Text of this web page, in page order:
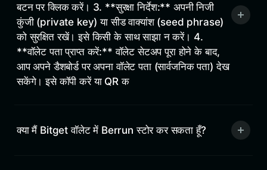
बटन पर क्लिक करें। 3. **सुरक्षा निर्देश:** अपनी निजी
कुंजी (private key) या सीड वाक्यांश (seed phrase)
को सुरक्षित रखें। इसे किसी के साथ साझा न करें। 4.
**वॉलेट पता प्राप्त करें:** वॉलेट सेटअप पूरा होने के बाद,
आप अपने डैशबोर्ड पर अपना वॉलेट पता (सार्वजनिक पता) देख
सकेंगे। इसे कॉपी करें या QR क
क्या मैं Bitget वॉलेट में Berrun स्टोर कर सकता हूँ?